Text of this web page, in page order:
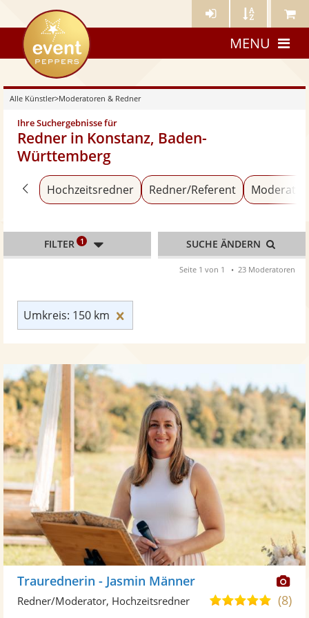
Künstler- Künstler Meine
eventpeppers
MENU
Alle Künstler>Moderatoren & Redner
Ihre Suchergebnisse für
Redner in Konstanz, Baden-
Württemberg
Zurück zu «Alle Künstler»
Hochzeitsredner Redner/Referent Moderator
Umkreis: 150 km
FILTER 1 SUCHE ÄNDERN
Seite 1 von 1 23 Moderatoren
Traurednerin - Jasmin Männer
5,0(8)
Redner/Moderator, Hochzeitsredner